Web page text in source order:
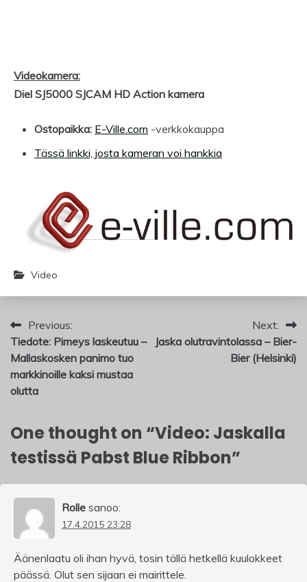
Videokamera:
Diel SJ5000 SJCAM HD Action kamera
Ostopaikka: E-Ville.com -verkkokauppa
Tässä linkki, josta kameran voi hankkia
Video
Artikkelien
selaus
Previous:
Tiedote: Pimeys laskeutuu –
Mallaskosken panimo tuo
markkinoille kaksi mustaa
olutta
Next:
Jaska olutravintolassa – Bier-
Bier (Helsinki)
One thought on “Video: Jaskalla
testissä Pabst Blue Ribbon”
Rolle sanoo:
17.4.2015 23:28
Äänenlaatu oli ihan hyvä, tosin tällä hetkellä kuulokkeet
päässä. Olut sen sijaan ei mairittele.